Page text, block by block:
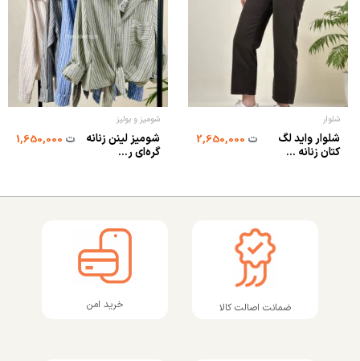
شلوار
شلوار واید لگ
کتان زنانه ...
ت2,650,000
شومیز و بولیز
شومیز لینن زنانه
گره‌ای ر...
ت1,650,000
ضمانت اصالت کالا خرید امن